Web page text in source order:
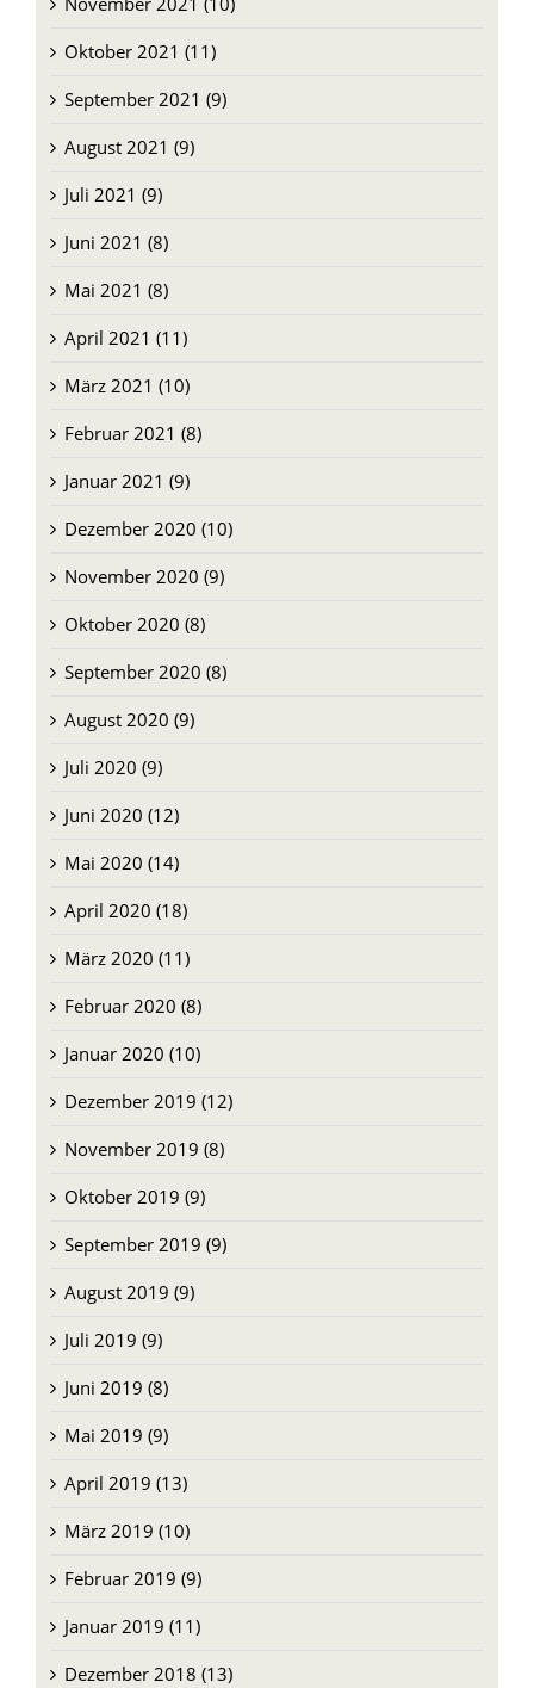
Oktober 2021 (11)
September 2021 (9)
August 2021 (9)
Juli 2021 (9)
Juni 2021 (8)
Mai 2021 (8)
April 2021 (11)
März 2021 (10)
Februar 2021 (8)
Januar 2021 (9)
Dezember 2020 (10)
November 2020 (9)
Oktober 2020 (8)
September 2020 (8)
August 2020 (9)
Juli 2020 (9)
Juni 2020 (12)
Mai 2020 (14)
April 2020 (18)
März 2020 (11)
Februar 2020 (8)
Januar 2020 (10)
Dezember 2019 (12)
November 2019 (8)
Oktober 2019 (9)
September 2019 (9)
August 2019 (9)
Juli 2019 (9)
Juni 2019 (8)
Mai 2019 (9)
April 2019 (13)
März 2019 (10)
Februar 2019 (9)
Januar 2019 (11)
Dezember 2018 (13)